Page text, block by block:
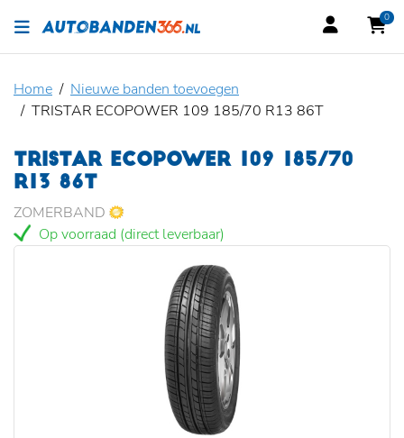
0
Home
Nieuwe banden toevoegen
TRISTAR ECOPOWER 109 185/70 R13 86T
TRISTAR ECOPOWER 109 185/70
R13 86T
ZOMERBAND
Op voorraad (direct leverbaar)